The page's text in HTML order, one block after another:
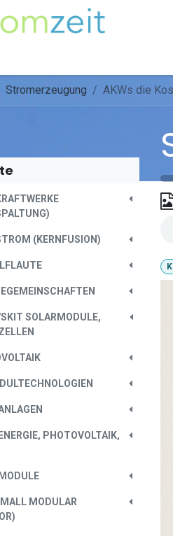
Stromerzeugung AKWs die
(KERNFUSION)
SOLARMODULE,
PHOTOVOLTAIK,
MODULAR